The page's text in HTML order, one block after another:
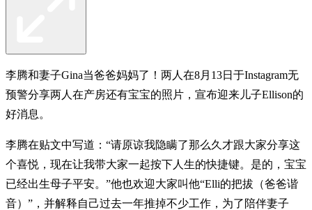
李腾和妻子Gina当爸爸妈妈了！两人在8月13日于Instagram无
预警分享两人在产房还有宝宝的照片，宣布迎来儿子Ellison的
好消息。
李腾在贴文中写道：“请原谅我隐瞒了那么久才跟大家分享这
个喜悦，现在让我带大家一起按下人生的快捷键。是的，宝宝
已经出生母子平安。”他也欢迎大家叫他“Elli的把拔（爸爸谐
音）”，并解释自己过去一年推掉不少工作，为了陪伴妻子